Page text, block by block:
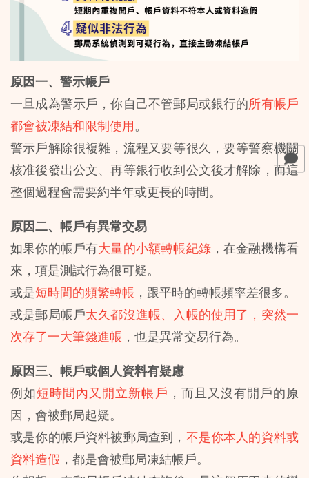
原因一、警示帳戶
一旦成為警示戶，你自己不管郵局或銀行的所有帳戶
都會被凍結和限制使用 。
警示戶解除很複雜，流程又要等很久，要等警察機關
核准後發出公文、再等銀行收到公文後才解除，而這
整個過程會需要約半年或更長的時間。
原因二、帳戶有異常交易
如果你的帳戶有大量的小額轉帳紀錄，在金融機構看
來，項是測試行為很可疑。
或是短時間的頻繁轉帳 ，跟平時的轉帳頻率差很多。
或是郵局帳戶太久都沒進帳、入帳的使用了，突然一
次存了一大筆錢進帳 ，也是異常交易行為。
原因三、帳戶或個人資料有疑慮
例如短時間內又開立新帳戶 ，而且又沒有開戶的原
因，會被郵局起疑。
或是你的帳戶資料被郵局查到， 不是你本人的資料或
資料造假 ，都是會被郵局凍結帳戶。